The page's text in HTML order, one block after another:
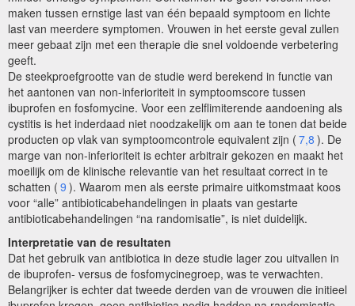
maken tussen ernstige last van één bepaald symptoom en lichte
last van meerdere symptomen. Vrouwen in het eerste geval zullen
meer gebaat zijn met een therapie die snel voldoende verbetering
geeft.
De steekproefgrootte van de studie werd berekend in functie van
het aantonen van non-inferioriteit in symptoomscore tussen
ibuprofen en fosfomycine. Voor een zelflimiterende aandoening als
cystitis is het inderdaad niet noodzakelijk om aan te tonen dat beide
producten op vlak van symptoomcontrole equivalent zijn ( 7,8 ). De
marge van non-inferioriteit is echter arbitrair gekozen en maakt het
moeilijk om de klinische relevantie van het resultaat correct in te
schatten ( 9 ). Waarom men als eerste primaire uitkomstmaat koos
voor “alle” antibioticabehandelingen in plaats van gestarte
antibioticabehandelingen “na randomisatie”, is niet duidelijk.
Interpretatie van de resultaten
Dat het gebruik van antibiotica in deze studie lager zou uitvallen in
de ibuprofen- versus de fosfomycinegroep, was te verwachten.
Belangrijker is echter dat tweede derden van de vrouwen die initieel